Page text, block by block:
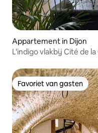
Appartement in Dijon
L'indigo vlakbij Cité de
Favoriet van gasten
Favoriet van gasten